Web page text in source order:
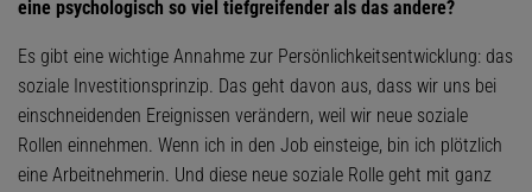
eine psychologisch so viel tiefgreifender als das andere?
Es gibt eine wichtige Annahme zur Persönlichkeitsentwicklung: das
soziale Investitionsprinzip. Das geht davon aus, dass wir uns bei
einschneidenden Ereignissen verändern, weil wir neue soziale
Rollen einnehmen. Wenn ich in den Job einsteige, bin ich plötzlich
eine Arbeitnehmerin. Und diese neue soziale Rolle geht mit ganz